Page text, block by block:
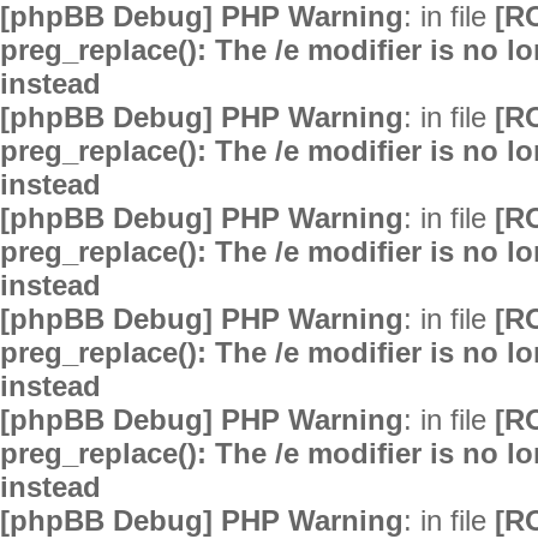
[phpBB Debug] PHP Warning: in file
preg_replace(): The /e modifier is no
instead
[phpBB Debug] PHP Warning: in file
preg_replace(): The /e modifier is no
instead
[phpBB Debug] PHP Warning: in file
preg_replace(): The /e modifier is no
instead
[phpBB Debug] PHP Warning: in file
preg_replace(): The /e modifier is no
instead
[phpBB Debug] PHP Warning: in file
preg_replace(): The /e modifier is no
instead
[phpBB Debug] PHP Warning: in file